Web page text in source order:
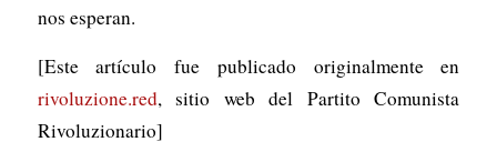
nos esperan.
[Este artículo fue publicado originalmente en
rivoluzione.red, sitio web del Partito Comunista
Rivoluzionario]